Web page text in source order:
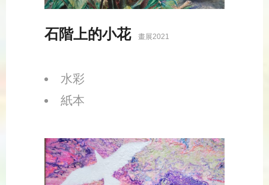
石階上的小花 畫展2021
水彩
紙本